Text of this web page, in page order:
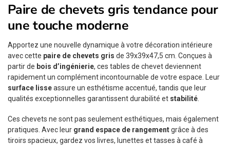
Paire de chevets gris tendance pour
une touche moderne
Apportez une nouvelle dynamique à votre décoration intérieure
avec cette paire de chevets gris de 39x39x47,5 cm. Conçues à
partir de bois d’ingénierie, ces tables de chevet deviennent
rapidement un complément incontournable de votre espace. Leur
surface lisseassure un esthétisme accentué, tandis que leur
qualités exceptionnelles garantissent durabilité et stabilité
Ces chevets ne sont pas seulement esthétiques, mais également
pratiques. Avec leur grand espace de rangementgrâce à des
tiroirs spacieux, gardez vos livres, lunettes et tasses à café à